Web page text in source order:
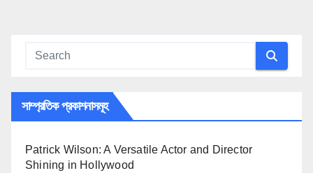
সাম্প্রতিক প্রকাশনাসমূহ
Patrick Wilson: A Versatile Actor and Director
Shining in Hollywood